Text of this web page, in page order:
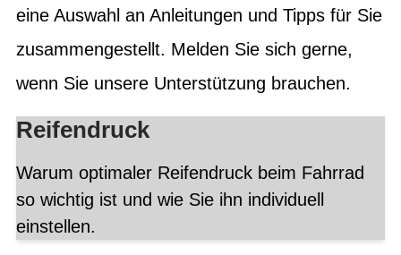
eine Auswahl an Anleitungen und Tipps für Sie
zusammengestellt. Melden Sie sich gerne,
wenn Sie unsere Unterstützung brauchen.
Reifendruck
Warum optimaler Reifendruck beim Fahrrad
so wichtig ist und wie Sie ihn individuell
einstellen.